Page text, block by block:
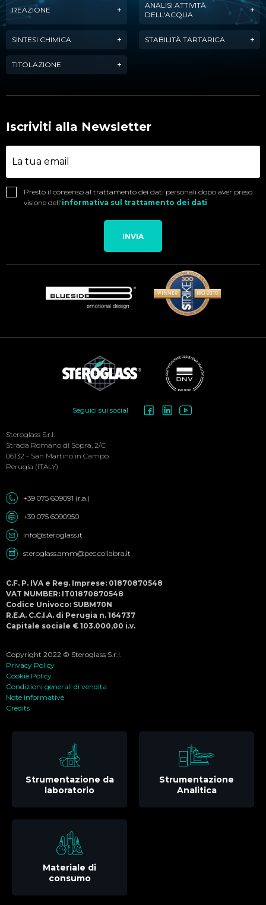
REAZIONE
ANALISI ATTIVITÀ
DELL'ACQUA
SINTESI CHIMICA STABILITÀ TARTARICA
TITOLAZIONE
Iscriviti alla Newsletter
Presto il consenso al trattamento dei dati personali dopo aver preso
visione dell'informativa sul trattamento dei dati
INVIA
Menu
Seguici sui social
Steroglass S.r.l.
Strada Romano di Sopra, 2/C
06132 - San Martino in Campo
Perugia (ITALY)
+39 075 609091 (r.a.)
+39 075 6090950
info@steroglass.it
steroglass.amm@pec.collabra.it
C.F. P. IVA e Reg. Imprese: 01870870548
VAT NUMBER: IT01870870548
Codice Univoco: SUBM70N
R.E.A. C.C.I.A. di Perugia n. 164737
Capitale sociale € 103.000,00 i.v.
Copyright 2022 © Steroglass S.r.l.
Privacy Policy
Cookie Policy
Condizioni generali di vendita
Note informative
Credits
Strumentazione da
laboratorio
Strumentazione
Analitica
Materiale di
consumo